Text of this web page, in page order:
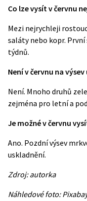
Co lze vysít v červnu
Mezi nejrychleji
saláty nebo kopr.
týdnů.
Není v červnu na výsev
Není. Mnoho druhů
zejména pro letní a
Je možné v červnu
Ano. Pozdní výsev
uskladnění.
Zdroj: autorka
Náhledové foto: